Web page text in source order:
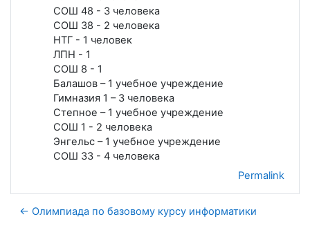
СОШ 48 - 3 человека
СОШ 38 - 2 человека
НТГ - 1 человек
ЛПН - 1
СОШ 8 - 1
Балашов – 1 учебное учреждение
Гимназия 1 – 3 человека
Степное – 1 учебное учреждение
СОШ 1 - 2 человека
Энгельс – 1 учебное учреждение
СОШ 33 - 4 человека
Permalink
← Олимпиада по базовому курсу информатики